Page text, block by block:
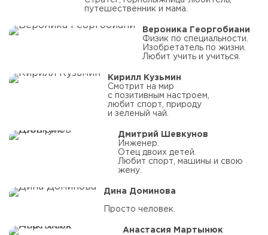
путешественник и мама.
Вероника Георгобиани
Физик по специальности.
Изобретатель по жизни.
Любит учить и учиться.
Кирилл Кузьмин
Смотрит на мир
с позитивным настроем,
любит спорт, природу
и зеленый чай.
Дмитрий Шевкунов
Инженер.
Отец двоих детей.
Любит спорт, машины и свою
жену.
Дина Доминова
Просто человек.
Анастасия Мартынюк